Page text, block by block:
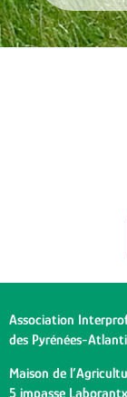
Association
des Pyrénées-
Maison de
5 impasse